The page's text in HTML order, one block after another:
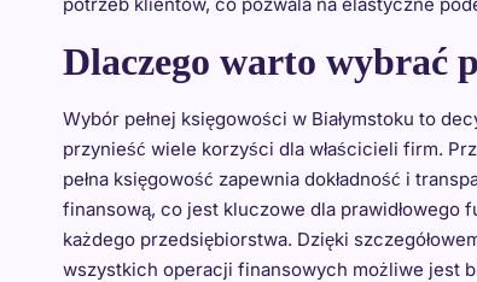
Dlaczego warto wybrać
Wybór pełnej księgowości w Białymstoku to
przynieść wiele korzyści dla właścicieli firm.
pełna księgowość zapewnia dokładność i
finansową, co jest kluczowe dla prawidłowego
każdego przedsiębiorstwa. Dzięki
wszystkich operacji finansowych możliwe jest